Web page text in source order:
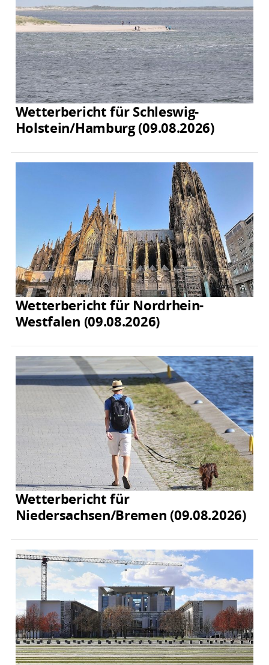
Wetterbericht für Schleswig-
Holstein/Hamburg (09.08.2026)
Wetterbericht für Nordrhein-
Westfalen (09.08.2026)
Wetterbericht für
Niedersachsen/Bremen (09.08.2026)